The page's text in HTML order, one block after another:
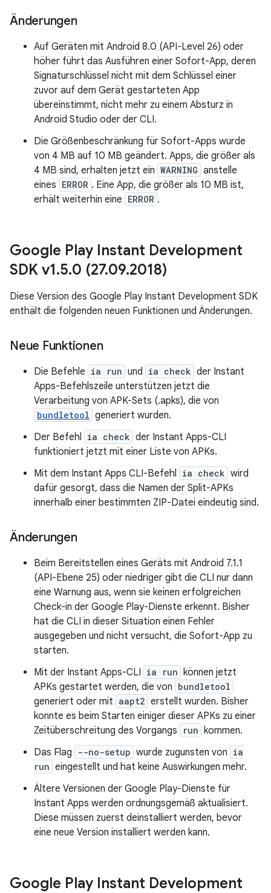
Änderungen
Auf Geräten mit Android 8.0 (API-Level 26) oder
höher führt das Ausführen einer Sofort-App, deren
Signaturschlüssel nicht mit dem Schlüssel einer
zuvor auf dem Gerät gestarteten App
übereinstimmt, nicht mehr zu einem Absturz in
Android Studio oder der CLI.
Die Größenbeschränkung für Sofort-Apps wurde
von 4 MB auf 10 MB geändert. Apps, die größer als
4 MB sind, erhalten jetzt ein WARNING anstelle
eines ERROR . Eine App, die größer als 10 MB ist,
erhält weiterhin eine ERROR .
Google Play Instant Development
SDK v1.5.0 (27.09.2018)
Diese Version des Google Play Instant Development SDK
enthält die folgenden neuen Funktionen und Änderungen.
Neue Funktionen
Die Befehle ia run und ia check der Instant
Apps-Befehlszeile unterstützen jetzt die
Verarbeitung von APK-Sets (.apks), die von
bundletool generiert wurden.
Der Befehl ia check der Instant Apps-CLI
funktioniert jetzt mit einer Liste von APKs.
Mit dem Instant Apps CLI-Befehl ia check wird
dafür gesorgt, dass die Namen der Split-APKs
innerhalb einer bestimmten ZIP-Datei eindeutig sind.
Änderungen
Beim Bereitstellen eines Geräts mit Android 7.1.1
(API-Ebene 25) oder niedriger gibt die CLI nur dann
eine Warnung aus, wenn sie keinen erfolgreichen
Check-in der Google Play-Dienste erkennt. Bisher
hat die CLI in dieser Situation einen Fehler
ausgegeben und nicht versucht, die Sofort-App zu
starten.
Mit der Instant Apps-CLI ia run können jetzt
APKs gestartet werden, die von bundletool
generiert oder mit aapt2 erstellt wurden. Bisher
konnte es beim Starten einiger dieser APKs zu einer
Zeitüberschreitung des Vorgangs
run kommen.
Das Flag
--no-setup wurde zugunsten von ia
run eingestellt und hat keine Auswirkungen mehr.
Ältere Versionen der Google Play-Dienste für
Instant Apps werden ordnungsgemäß aktualisiert.
Diese müssen zuerst deinstalliert werden, bevor
eine neue Version installiert werden kann.
Google Play Instant Development